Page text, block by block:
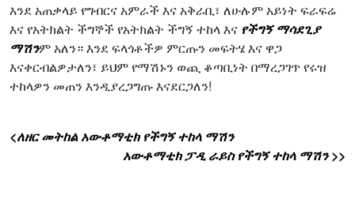
እንደ አጠቃላይ የግብርና አምራች እና አቅራቢ፣ ለሁሉም አይነት ፍራፍሬ
እና የአትክልት ችግኞች የአትክልት ችግኝ ተከላ እና የችግኝ ማሳደጊያ
ማሽንም አለን። እንደ ፍላጎቶችዎ ምርጡን መፍትሄ እና ዋጋ
እናቀርብልዎታለን፣ ይህም የማሽኑን ወጪ ቆጣቢነት በማረጋገጥ የሩዝ
ተከላዎን መጠን እንዲያረጋግጡ እናደርጋለን!
<ለዘር መትከል አውቶማቲክ የችግኝ ተከላ ማሽን
አውቶማቲክ ፓዲ ራይስ የችግኝ ተከላ ማሽን >>